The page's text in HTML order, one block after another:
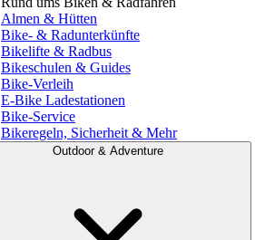
Almen & Hütten
Bike- & Radunterkünfte
Bikelifte & Radbus
Bikeschulen & Guides
Bike-Verleih
E-Bike Ladestationen
Bike-Service
Bikeregeln, Sicherheit & Mehr
Outdoor & Adventure